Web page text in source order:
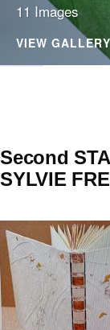
11 Images
VIEW GALLERY
Second
SYLVIE